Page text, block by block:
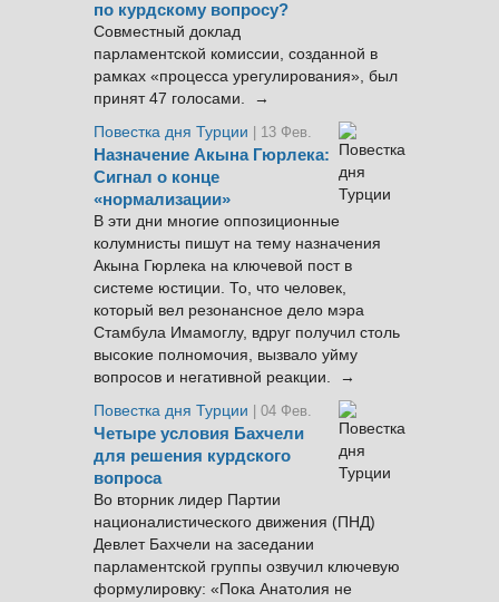
по курдскому вопросу?
Совместный доклад
парламентской комиссии, созданной в
рамках «процесса урегулирования», был
принят 47 голосами. →
Повестка дня Турции
| 13 Фев.
Назначение Акына Гюрлека:
Сигнал о конце
«нормализации»
В эти дни многие оппозиционные
колумнисты пишут на тему назначения
Акына Гюрлека на ключевой пост в
системе юстиции. То, что человек,
который вел резонансное дело мэра
Стамбула Имамоглу, вдруг получил столь
высокие полномочия, вызвало уйму
вопросов и негативной реакции. →
Повестка дня Турции
| 04 Фев.
Четыре условия Бахчели
для решения курдского
вопроса
Во вторник лидер Партии
националистического движения (ПНД)
Девлет Бахчели на заседании
парламентской группы озвучил ключевую
формулировку: «Пока Анатолия не